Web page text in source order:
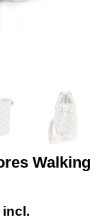
Walking
incl.